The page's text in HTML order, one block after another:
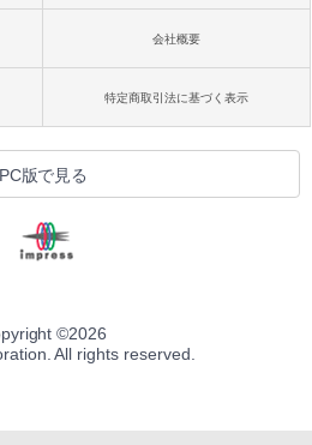
会社概要
特定商取引法に基づく表示
PC版で見る
©2026
All rights reserved.